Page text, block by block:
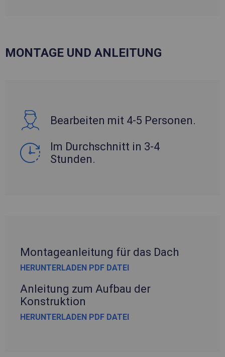
MONTAGE UND ANLEITUNG
Bearbeiten mit 4-5 Personen.
Im Durchschnitt in 3-4
Stunden.
Montageanleitung für das Dach
HERUNTERLADEN PDF DATEI
Anleitung zum Aufbau der
Konstruktion
HERUNTERLADEN PDF DATEI